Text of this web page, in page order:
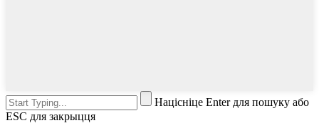
Націсніце Enter для пошуку або
ESC для закрыцця